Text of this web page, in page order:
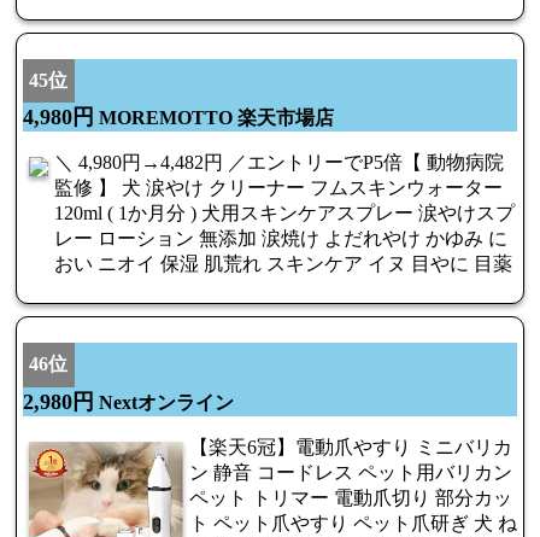
45位
4,980円 MOREMOTTO 楽天市場店
＼ 4,980円→4,482円 ／エントリーでP5倍【 動物病院
監修 】 犬 涙やけ クリーナー フムスキンウォーター
120ml ( 1か月分 ) 犬用スキンケアスプレー 涙やけスプ
レー ローション 無添加 涙焼け よだれやけ かゆみ に
おい ニオイ 保湿 肌荒れ スキンケア イヌ 目やに 目薬
46位
2,980円 Nextオンライン
【楽天6冠】電動爪やすり ミニバリカ
ン 静音 コードレス ペット用バリカン
ペット トリマー 電動爪切り 部分カッ
ト ペット爪やすり ペット爪研ぎ 犬 ね